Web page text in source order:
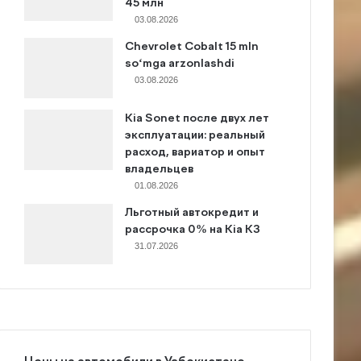
45 млн
03.08.2026
Chevrolet Cobalt 15 mln
so‘mga arzonlashdi
03.08.2026
Kia Sonet после двух лет
эксплуатации: реальный
расход, вариатор и опыт
владельцев
01.08.2026
Льготный автокредит и
рассрочка 0% на Kia K3
31.07.2026